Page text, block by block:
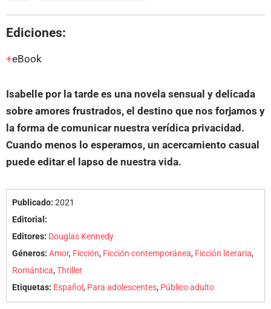
Ediciones:
eBook
Isabelle por la tarde es una novela sensual y delicada
sobre amores frustrados, el destino que nos forjamos y
la forma de comunicar nuestra verídica privacidad.
Cuando menos lo esperamos, un acercamiento casual
puede editar el lapso de nuestra vida.
Publicado: 2021
Editorial:
Editores: Douglas Kennedy
Géneros: Amor, Ficción, Ficción contemporánea, Ficción literaria,
Romántica,Thriller
Etiquetas: Español, Para adolescentes, Público adulto